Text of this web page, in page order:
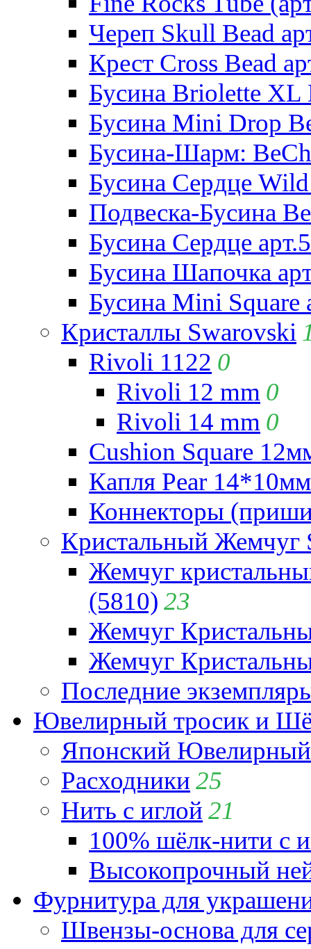
Череп Skull Bead
Крест Cross Bead
Бусина Briolette XL
Бусина Mini Drop
Бусина-Шарм:
Бусина Сердце
Подвеска-Бусина
Бусина Сердце
Бусина Шапочка
Бусина Mini Square
Кристаллы Swarovski
Rivoli 1122 0
Rivoli 12 mm 0
Rivoli 14 mm 0
Cushion Square
Капля Pear
Коннекторы
Кристальный Жемчуг
Жемчуг
(5810) 23
Жемчуг
Жемчуг
Последние
Ювелирный тросик и
Японский
Расходники 25
Нить с иглой 21
100% шёлк-нити с
Высокопрочный
Фурнитура для
Швензы-основа для